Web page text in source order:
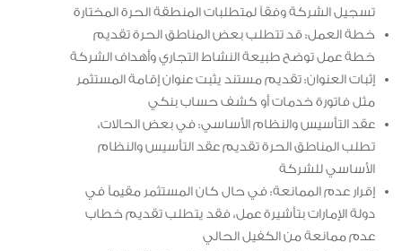
تسجيل الشركة وفقاً لمتطلبات المنطقة الحرة المختارة
خطة العمل: قد تتطلب بعض المناطق الحرة تقديم
خطة عمل توضح طبيعة النشاط التجاري وأهداف الشركة
إثبات العنوان: تقديم مستند يثبت عنوان إقامة المستثمر
مثل فاتورة خدمات أو كشف حساب بنكي
عقد التأسيس والنظام الأساسي: في بعض الحالات،
تطلب المناطق الحرة تقديم عقد التأسيس والنظام
الأساسي للشركة
إقرار عدم الممانعة: في حال كان المستثمر مقيماً في
دولة الإمارات بتأشيرة عمل، فقد يتطلب تقديم خطاب
عدم ممانعة من الكفيل الحالي